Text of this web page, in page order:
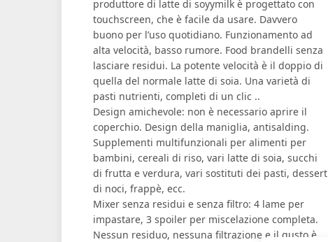
produttore di latte di soyymilk è progettato con
touchscreen, che è facile da usare. Davvero
buono per l’uso quotidiano. Funzionamento ad
alta velocità, basso rumore. Food brandelli senza
lasciare residui. La potente velocità è il doppio di
quella del normale latte di soia. Una varietà di
pasti nutrienti, completi di un clic ..
Design amichevole: non è necessario aprire il
coperchio. Design della maniglia, antisalding.
Supplementi multifunzionali per alimenti per
bambini, cereali di riso, vari latte di soia, succhi
di frutta e verdura, vari sostituti dei pasti, dessert
di noci, frappè, ecc.
Mixer senza residui e senza filtro: 4 lame per
impastare, 3 spoiler per miscelazione completa.
Nessun residuo, nessuna filtrazione e il gusto è